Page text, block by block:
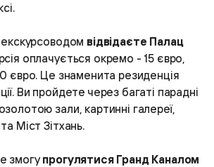
екскурсоводом відвідаєте Палац
оплачується окремо - 15 євро,
євро. Це знаменита резиденція
Ви пройдете через багаті парадні
зали, картинні галереї,
Міст Зітхань.
змогупрогулятися Гранд Каналом